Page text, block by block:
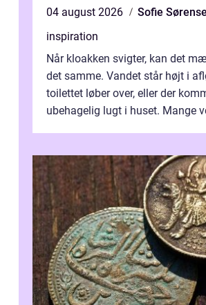
04 august 2026
Sofie
inspiration
Når kloakken svigter, kan det
det samme. Vandet står højt i
toilettet løber over, eller der
ubehagelig lugt i huset. Mange